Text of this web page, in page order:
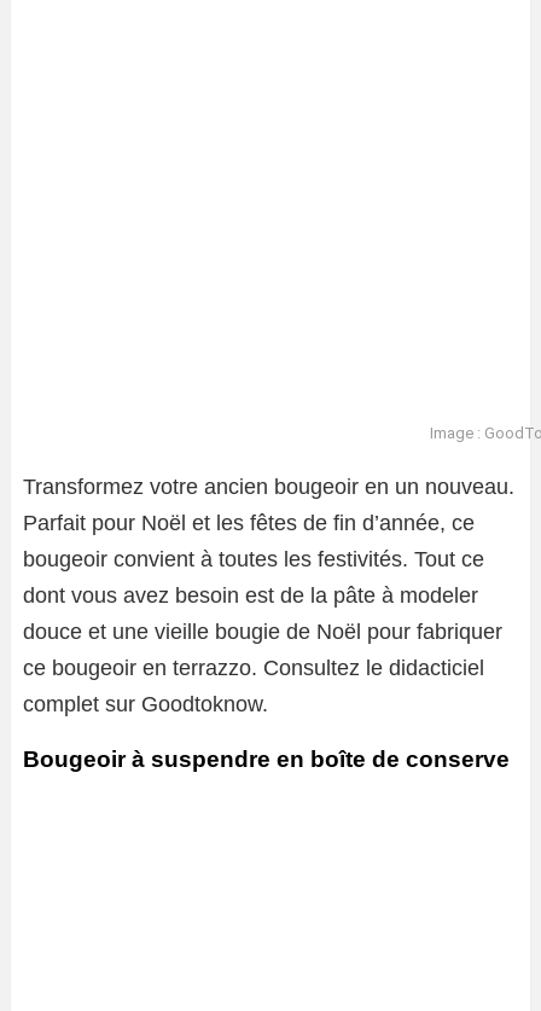
Image :
Transformez votre ancien bougeoir en un nouveau.
Parfait pour Noël et les fêtes de fin d’année, ce
bougeoir convient à toutes les festivités. Tout ce
dont vous avez besoin est de la pâte à modeler
douce et une vieille bougie de Noël pour fabriquer
ce bougeoir en terrazzo. Consultez le didacticiel
complet sur Goodtoknow.
Bougeoir à suspendre en boîte de conserve